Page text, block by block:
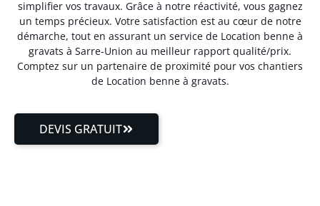
simplifier vos travaux. Grâce à notre réactivité, vous gagnez
un temps précieux. Votre satisfaction est au cœur de notre
démarche, tout en assurant un service de Location benne à
gravats à Sarre-Union au meilleur rapport qualité/prix.
Comptez sur un partenaire de proximité pour vos chantiers
de Location benne à gravats.
DEVIS GRATUIT